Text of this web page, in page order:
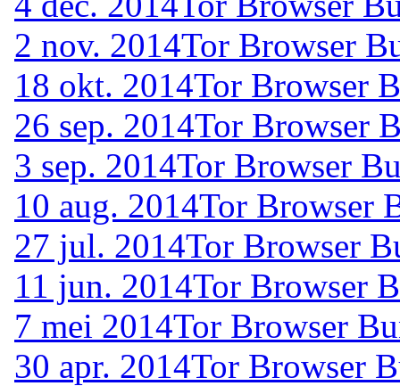
2 nov. 2014Tor Browser
18 okt. 2014Tor Browser
26 sep. 2014Tor Browser
3 sep. 2014Tor Browser
10 aug. 2014Tor Browser
27 jul. 2014Tor Browser
11 jun. 2014Tor Browser
7 mei 2014Tor Browser
30 apr. 2014Tor Browser